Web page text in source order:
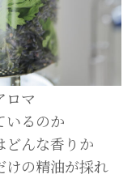
ロマ
いるのか
どんな香りか
けの精油が採れ